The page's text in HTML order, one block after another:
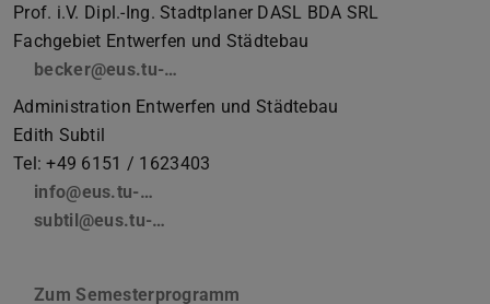
Prof. i.V. Dipl.-Ing. Stadtplaner DASL BDA SRL
Fachgebiet Entwerfen und Städtebau
becker@eus.tu-…
Administration Entwerfen und Städtebau
Edith Subtil
Tel: +49 6151 / 1623403
info@eus.tu-…
subtil@eus.tu-…
Zum Semesterprogramm